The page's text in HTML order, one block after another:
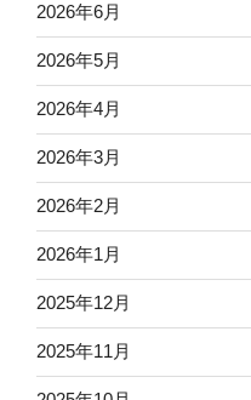
2026年6月
2026年5月
2026年4月
2026年3月
2026年2月
2026年1月
2025年12月
2025年11月